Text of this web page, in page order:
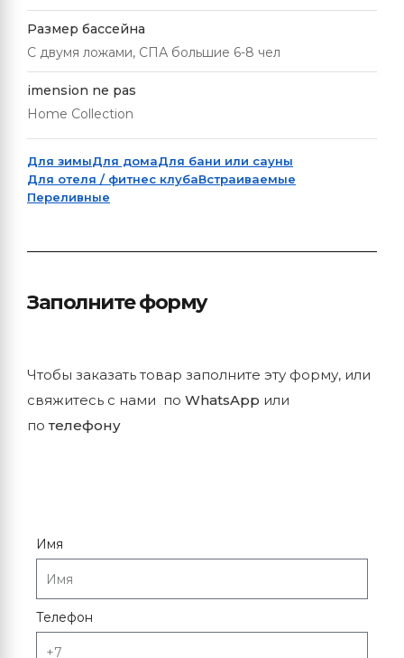
Размер бассейна
С двумя ложами, СПА большие 6-8 чел
imension ne pas
Home Collection
Для зимыДля домаДля бани или сауны
Для отеля / фитнес клубаВстраиваемые
Переливные
Заполните форму
Чтобы заказать товар заполните эту форму, или
свяжитесь с нами по WhatsApp или
потелефону
Имя
Телефон